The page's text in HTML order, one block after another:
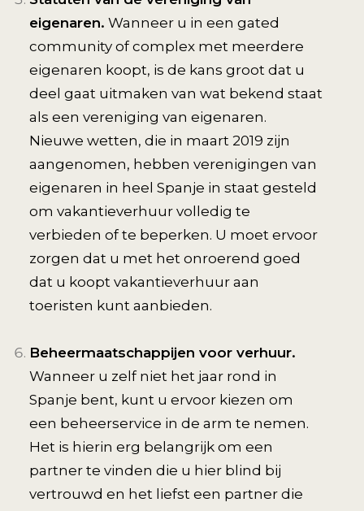
eigenaren. Wanneer u in een gated
community of complex met meerdere
eigenaren koopt, is de kans groot dat u
deel gaat uitmaken van wat bekend staat
als een vereniging van eigenaren.
Nieuwe wetten, die in maart 2019 zijn
aangenomen, hebben verenigingen van
eigenaren in heel Spanje in staat gesteld
om vakantieverhuur volledig te
verbieden of te beperken. U moet ervoor
zorgen dat u met het onroerend goed
dat u koopt vakantieverhuur aan
toeristen kunt aanbieden.
Beheermaatschappijen voor verhuur.
Wanneer u zelf niet het jaar rond in
Spanje bent, kunt u ervoor kiezen om
een beheerservice in de arm te nemen.
Het is hierin erg belangrijk om een
partner te vinden die u hier blind bij
vertrouwd en het liefst een partner die